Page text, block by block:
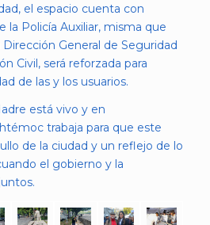
el espacio cuenta con
la Policía Auxiliar, misma que
General de Seguridad
Civil, será reforzada para
de las y los usuarios.
está vivo y en
trabaja para que este
de la ciudad y un reflejo de lo
el gobierno y la